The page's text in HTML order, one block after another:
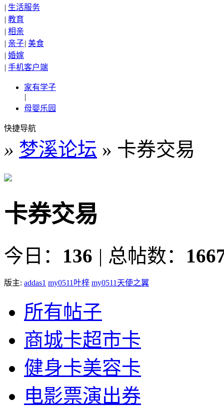
| 生活服务
| 教育
| 相亲
| 亲子| 美食
| 婚嫁
| 手机客户端
家有学子
|
母婴乐园
快捷导航
» 梦溪论坛 » 卡券交易
卡券交易
今日： 136 | 总帖数：
版主: addas1 my0511叶梓 my0511天使之翼
所有帖子
商城卡超市卡
健身卡美容卡
电影票演出券